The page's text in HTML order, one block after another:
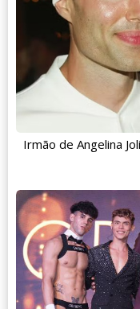
Irmão de Angelina